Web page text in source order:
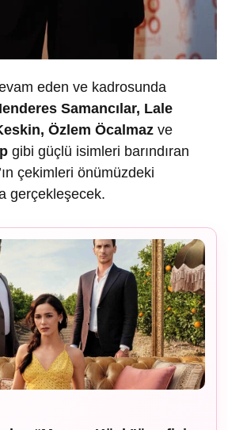
eden ve kadrosunda
Samancılar, Lale
Özlem Öcalmaz ve
gibi güçlü isimleri barındıran
çekimleri önümüzdeki
gerçekleşecek.